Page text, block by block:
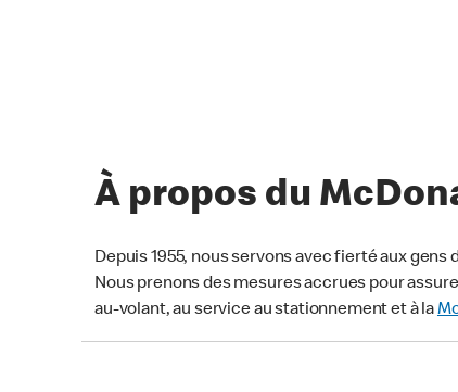
À propos du
Depuis 1955, nous servons avec fierté aux
Nous prenons des mesures accrues pour
au-volant, au service au stationnement et à la